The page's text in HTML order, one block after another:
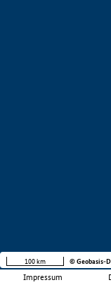
Impressum
100 km © Geobasis-